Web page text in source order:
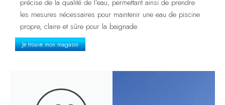
précise de la qualité de l’eau, permettant ainsi de prendre
les mesures nécessaires pour maintenir une eau de piscine
propre, claire et sûre pour la baignade.
Je trouve mon magasin